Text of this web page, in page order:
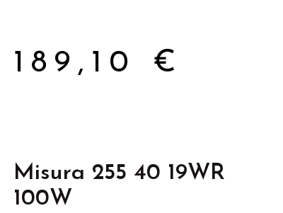
189,10 €
Misura 255 40 19WR
100W